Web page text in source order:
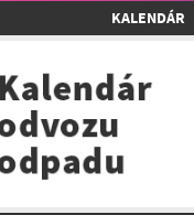
KALENDÁR